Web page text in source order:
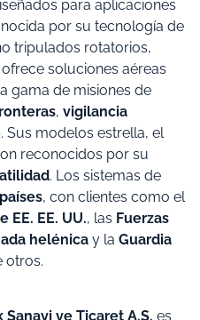
para aplicaciones
por su tecnología de
tripulados rotatorios,
ofrece soluciones aéreas
gama de misiones de
, vigilancia
. Sus modelos estrella, el
reconocidos por su
. Los sistemas de
, con clientes como el
EE. EE. UU., las Fuerzas
helénica y la Guardia
otros.
Sanayi ve Ticaret A.Ş. es